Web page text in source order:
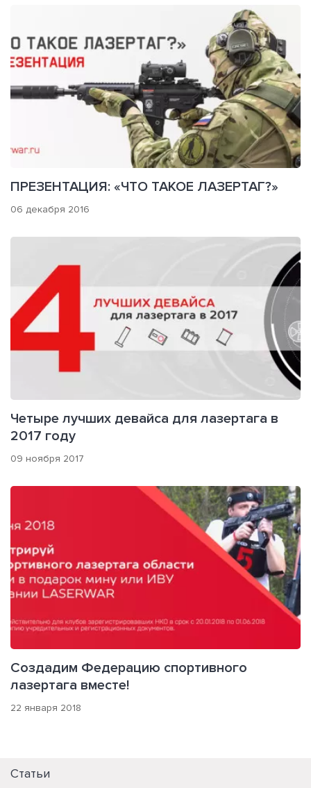
ПРЕЗЕНТАЦИЯ: «ЧТО ТАКОЕ ЛАЗЕРТАГ?»
06 декабря 2016
Четыре лучших девайса для лазертага в
2017 году
09 ноября 2017
Создадим Федерацию спортивного
лазертага вместе!
22 января 2018
Статьи